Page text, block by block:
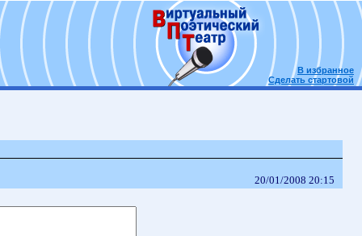
В избранное
Сделать стартовой
20/01/2008 20:15